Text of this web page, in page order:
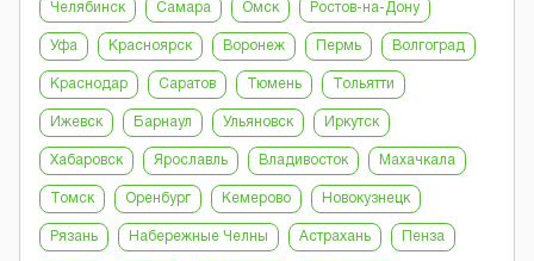
Челябинск Самара Омск Ростов-на-Дону
Уфа Красноярск Воронеж Пермь Волгоград
Краснодар Саратов Тюмень Тольятти
Ижевск Барнаул Ульяновск Иркутск
Хабаровск Ярославль Владивосток Махачкала
Томск Оренбург Кемерово Новокузнецк
Рязань Набережные Челны Астрахань Пенза